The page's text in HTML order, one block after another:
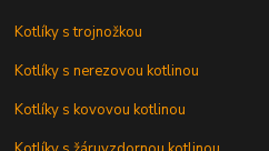
Kotlíky s trojnožkou
Kotlíky s nerezovou kotlinou
Kotlíky s kovovou kotlinou